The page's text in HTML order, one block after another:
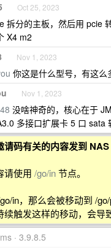
Oct 25, 2023
拆分的主板，然后用 pcie
X4 m2
Nov 1, 2023
你这是什么型号，有这么
Nov 1, 2023
没啥神奇的，核心在于
多接口扩展卡 5 口 sata
码有关的内容发到 NAS
请使用 /go/in节点。
in，那么会被移动到 /
触发这样的移动，会导
· 3.9.8.5